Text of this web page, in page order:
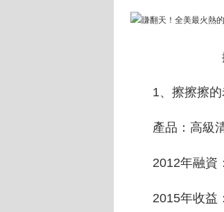
1、擦擦擦的
產品：高級
2012年融資：
2015年收益